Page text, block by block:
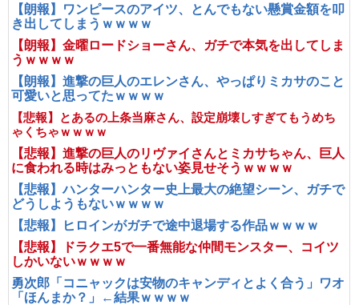
【朗報】ワンピースのアイツ、とんでもない懸賞金額を叩
き出してしまうｗｗｗｗ
【朗報】金曜ロードショーさん、ガチで本気を出してしま
うｗｗｗｗ
【朗報】進撃の巨人のエレンさん、やっぱりミカサのこと
可愛いと思ってたｗｗｗｗ
【悲報】とあるの上条当麻さん、設定崩壊しすぎてもうめち
ゃくちゃｗｗｗｗ
【悲報】進撃の巨人のリヴァイさんとミカサちゃん、巨人
に食われる時はみっともない姿見せそうｗｗｗｗ
【悲報】ハンターハンター史上最大の絶望シーン、ガチで
どうしようもないｗｗｗｗ
【悲報】ヒロインがガチで途中退場する作品ｗｗｗｗ
【悲報】ドラクエ5で一番無能な仲間モンスター、コイツ
しかいないｗｗｗｗ
勇次郎「コニャックは安物のキャンディとよく合う」ワオ
「ほんまか？」←結果ｗｗｗｗ